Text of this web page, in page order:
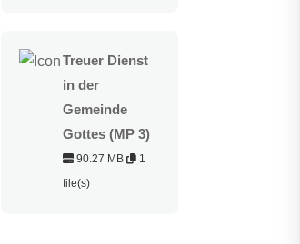
Treuer Dienst
in der
Gemeinde
Gottes (MP 3)
90.27 MB
1
file(s)